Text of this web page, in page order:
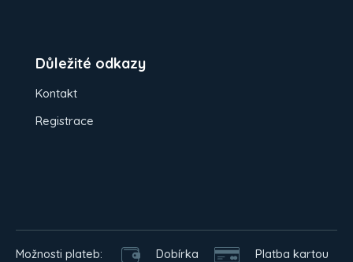
Důležité odkazy
Kontakt
Registrace
Možnosti plateb: Dobírka
Platba kartou